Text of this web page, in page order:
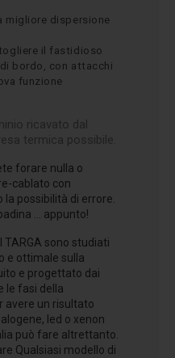
migliore dispersione
il fastidioso
bordo, con attacchi
funzione
ricavato dal
termica possibile.
forare nulla o
cablato con
possibilità di errore.
... appunto!
TARGA sono studiati
e ottimale sulla
e progettato dai
le fasi della
avere un risultato
led o xenon
può fare altrettanto.
Qualsiasi modello di